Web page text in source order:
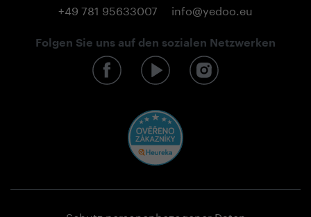
+49 781 95633007 info@yedoo.eu
Folgen Sie uns auf den sozialen Netzwerken